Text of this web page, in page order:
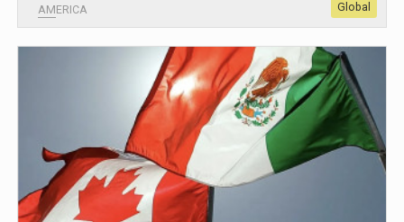
AMERICA Global